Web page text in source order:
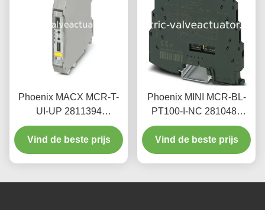
Phoenix MACX MCR-T-
UI-UP 2811394
temperatuurmeting
module heeft een hoge
nauwkeurigheid
Vind de beste prijs
Phoenix MINI MCR-BL-
PT100-I-NC 2810489
PT100
Temperatuursensor
Transmitter
Vind de beste prijs